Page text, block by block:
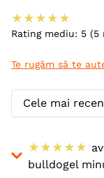
★ ★ ★ ★ ★
Rating mediu: 5 (5
Te rugăm să te
Cele mai
★ ★ ★ ★ ★
bulldogel